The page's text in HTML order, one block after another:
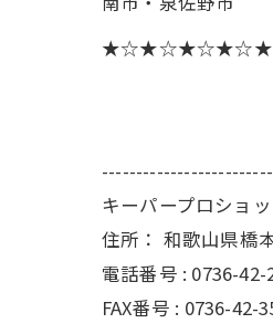
キーパープロショ
住所： 和歌山県橋
電話番号 : 0736-42-
FAX番号 : 0736-42-